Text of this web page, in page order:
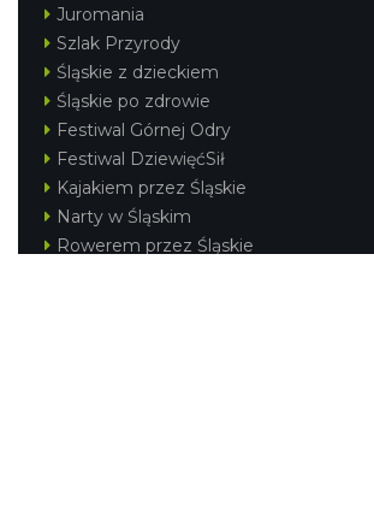
Juromania
Szlak Przyrody
Śląskie z dzieckiem
Śląskie po zdrowie
Festiwal Górnej Odry
Festiwal DziewięćSił
Kajakiem przez Śląskie
Narty w Śląskim
Rowerem przez Śląskie